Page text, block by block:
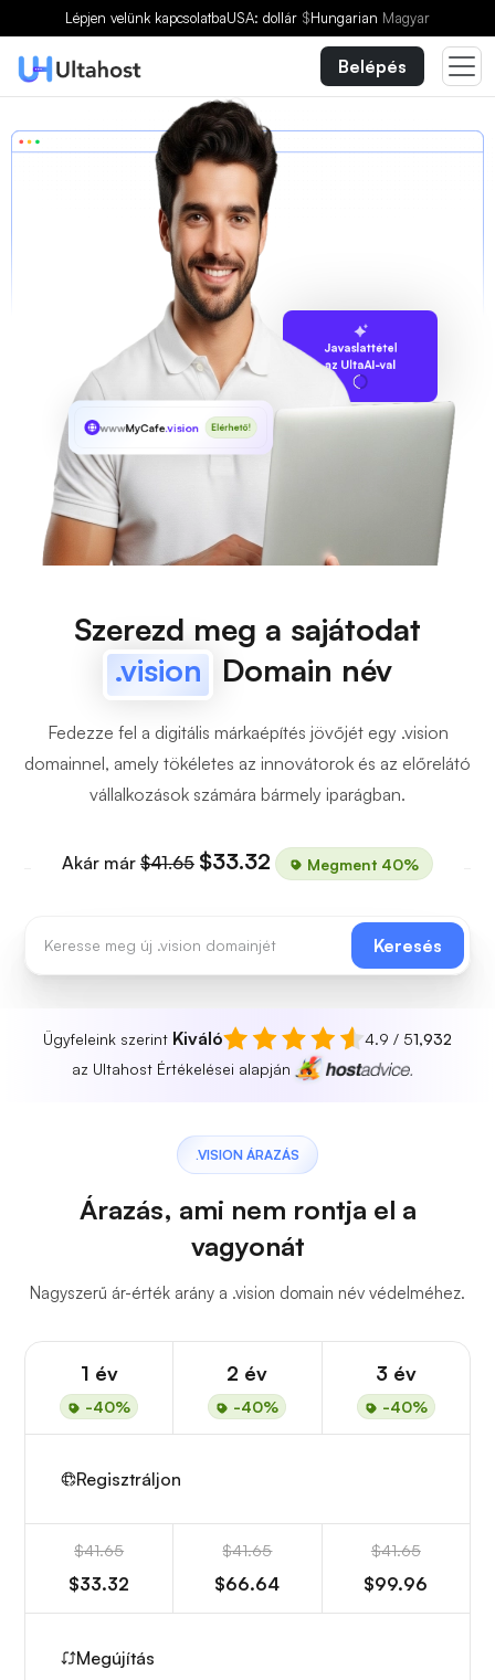
Lépjen velünk kapcsolatbaUSA: dollár $Hungarian Magyar
Belépés
Javaslattétel
az UltaAI-val
wwwMyCafe.vision Elérhető!
Szerezd meg a sajátodat
.vision
Domain név
Fedezze fel a digitális márkaépítés jövőjét egy .vision
domainnel, amely tökéletes az innovátorok és az előrelátó
vállalkozások számára bármely iparágban.
Akár már $41.65 $33.32 Megment 40%
Keresés
Ügyfeleink szerint Kiváló 4.9 / 51,932
az Ultahost Értékelései alapján
.VISION ÁRAZÁS
Árazás, ami nem rontja el a
vagyonát
Nagyszerű ár-érték arány a .vision domain név védelméhez.
1 év
-40%
2 év
-40%
3 év
-40%
Regisztráljon
$41.65
$33.32
$41.65
$66.64
$41.65
$99.96
Megújítás